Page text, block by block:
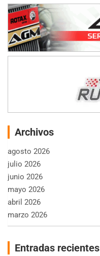
Archivos
agosto 2026
julio 2026
junio 2026
mayo 2026
abril 2026
marzo 2026
Entradas recientes